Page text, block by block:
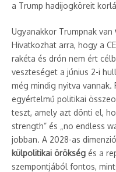
a Trump hadijogköreit
Ugyanakkor Trumpnak van
Hivatkozhat arra, hogy a
rakéta és drón nem ért
veszteséget a június 2-i
még mindig nyitva vannak.
egyértelmű politikai
teszt, amely azt dönti el,
strength” és „no endless
jobban. A 2028-as
külpolitikai örökség és a
szempontjából fontos,